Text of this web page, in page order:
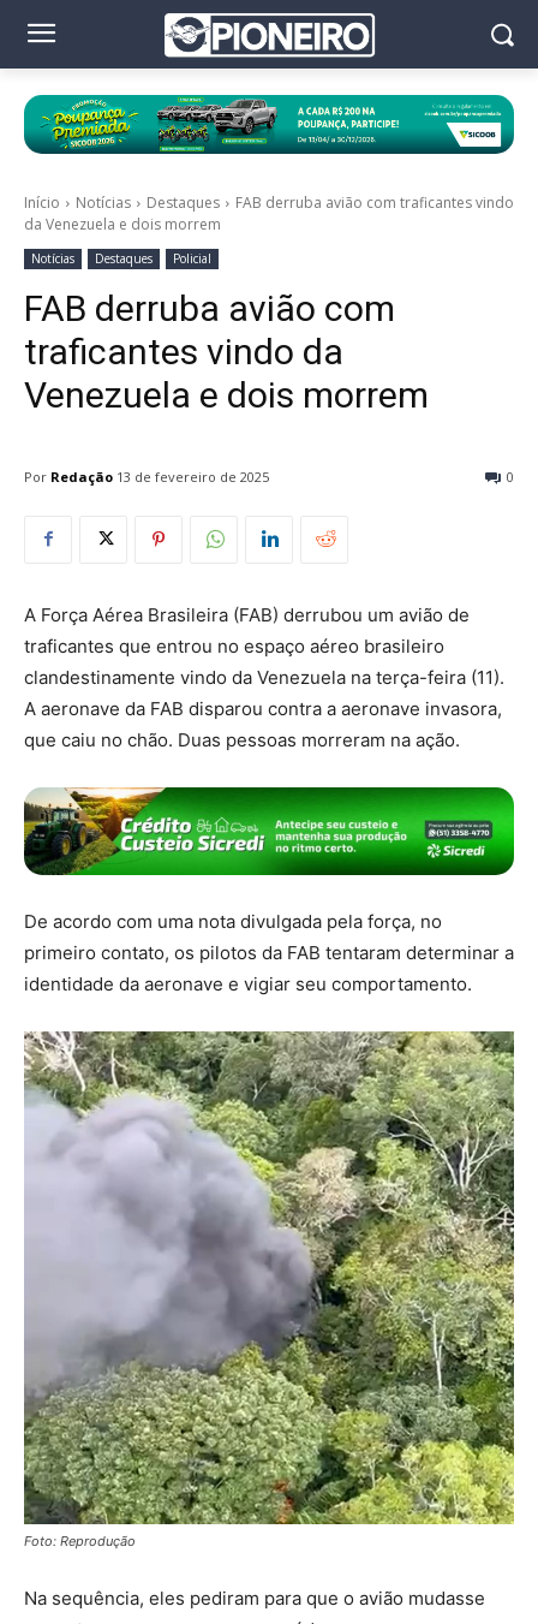
Início Notícias Destaques
FAB derruba avião com traficantes vindo
da Venezuela e dois morrem
Notícias Destaques Policial
FAB derruba avião com
traficantes vindo da
Venezuela e dois morrem
Por Redação 0
13 de fevereiro de 2025
A Força Aérea Brasileira (FAB) derrubou um avião de
traficantes que entrou no espaço aéreo brasileiro
clandestinamente vindo da Venezuela na terça-feira (11).
A aeronave da FAB disparou contra a aeronave invasora,
que caiu no chão. Duas pessoas morreram na ação.
De acordo com uma nota divulgada pela força, no
primeiro contato, os pilotos da FAB tentaram determinar a
identidade da aeronave e vigiar seu comportamento.
Foto: Reprodução
Na sequência, eles pediram para que o avião mudasse